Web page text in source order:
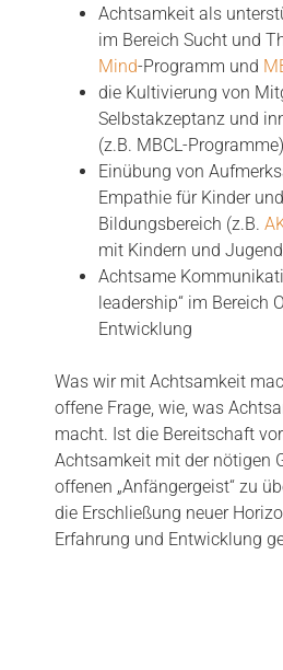
Achtsamkeit als
im Bereich Sucht und
Mind-Programm und
die Kultivierung von
Selbstakzeptanz und
(z.B. MBCL-Programme)
Einübung von
Empathie für Kinder
Bildungsbereich (z.B.
mit Kindern und
Achtsame
leadership“ im Bereich
Entwicklung
Was wir mit Achtsamkeit
offene Frage, wie, was
macht. Ist die Bereitschaft
Achtsamkeit mit der nötigen
offenen „Anfängergeist“ zu
die Erschließung neuer
Erfahrung und Entwicklung